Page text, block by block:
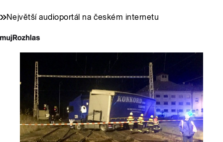
Největší audioportál na českém internetu